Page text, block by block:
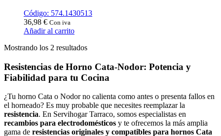
Código: 574.1430513
36,98 € Con iva
Añadir al carrito
Mostrando los 2 resultadosOrdenado
popularidad
Resistencias de Horno Cata-Nodor: Potencia y
Fiabilidad para tu Cocina
¿Tu horno Cata o Nodor no calienta como antes o presenta fallos en
el horneado? Es muy probable que necesites reemplazar la
resistencia. En Servihogar Tarraco, somos especialistas en
recambios para electrodomésticos y te ofrecemos la más amplia
gama de resistencias originales y compatibles para hornos Cata